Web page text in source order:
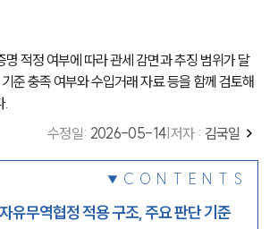
적정 여부에 따라 관세 감면과 추징 범위가 달
준 충족 여부와 수입거래 자료 등을 함께 검토해
.
수정일: 2026-05-14 저자 : 김국일
CONTENTS
유무역협정 적용 구조, 주요 판단 기준